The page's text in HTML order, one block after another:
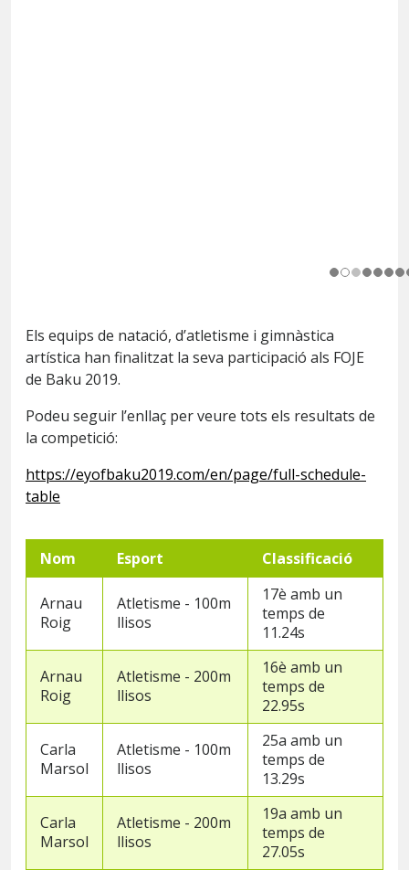
Els equips de natació, d’atletisme i gimnàstica
artística han finalitzat la seva participació als FOJE
de Baku 2019.
Podeu seguir l’enllaç per veure tots els resultats de
la competició:
https://eyofbaku2019.com/en/page/full-schedule-
table
Nom Esport Classificació
Arnau
Roig
Atletisme - 100m
llisos
17è amb un
temps de
11.24s
Arnau
Roig
Atletisme - 200m
llisos
16è amb un
temps de
22.95s
Carla
Marsol
Atletisme - 100m
llisos
25a amb un
temps de
13.29s
Carla
Marsol
Atletisme - 200m
llisos
19a amb un
temps de
27.05s